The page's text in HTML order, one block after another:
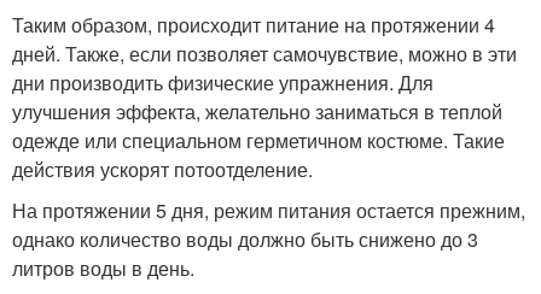
Таким образом, происходит питание на протяжении 4
дней. Также, если позволяет самочувствие, можно в эти
дни производить физические упражнения. Для
улучшения эффекта, желательно заниматься в теплой
одежде или специальном герметичном костюме. Такие
действия ускорят потоотделение.
На протяжении 5 дня, режим питания остается прежним,
однако количество воды должно быть снижено до 3
литров воды в день.